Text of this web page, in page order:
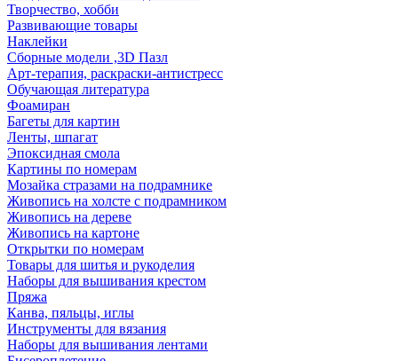
Творчество, хобби
Развивающие товары
Наклейки
Сборные модели ,3D Пазл
Арт-терапия, раскраски-антистресс
Обучающая литература
Фоамиран
Багеты для картин
Ленты, шпагат
Эпоксидная смола
Картины по номерам
Мозайка стразами на подрамнике
Живопись на холсте с подрамником
Живопись на дереве
Живопись на картоне
Открытки по номерам
Товары для шитья и рукоделия
Наборы для вышивания крестом
Пряжа
Канва, пяльцы, иглы
Инструменты для вязания
Наборы для вышивания лентами